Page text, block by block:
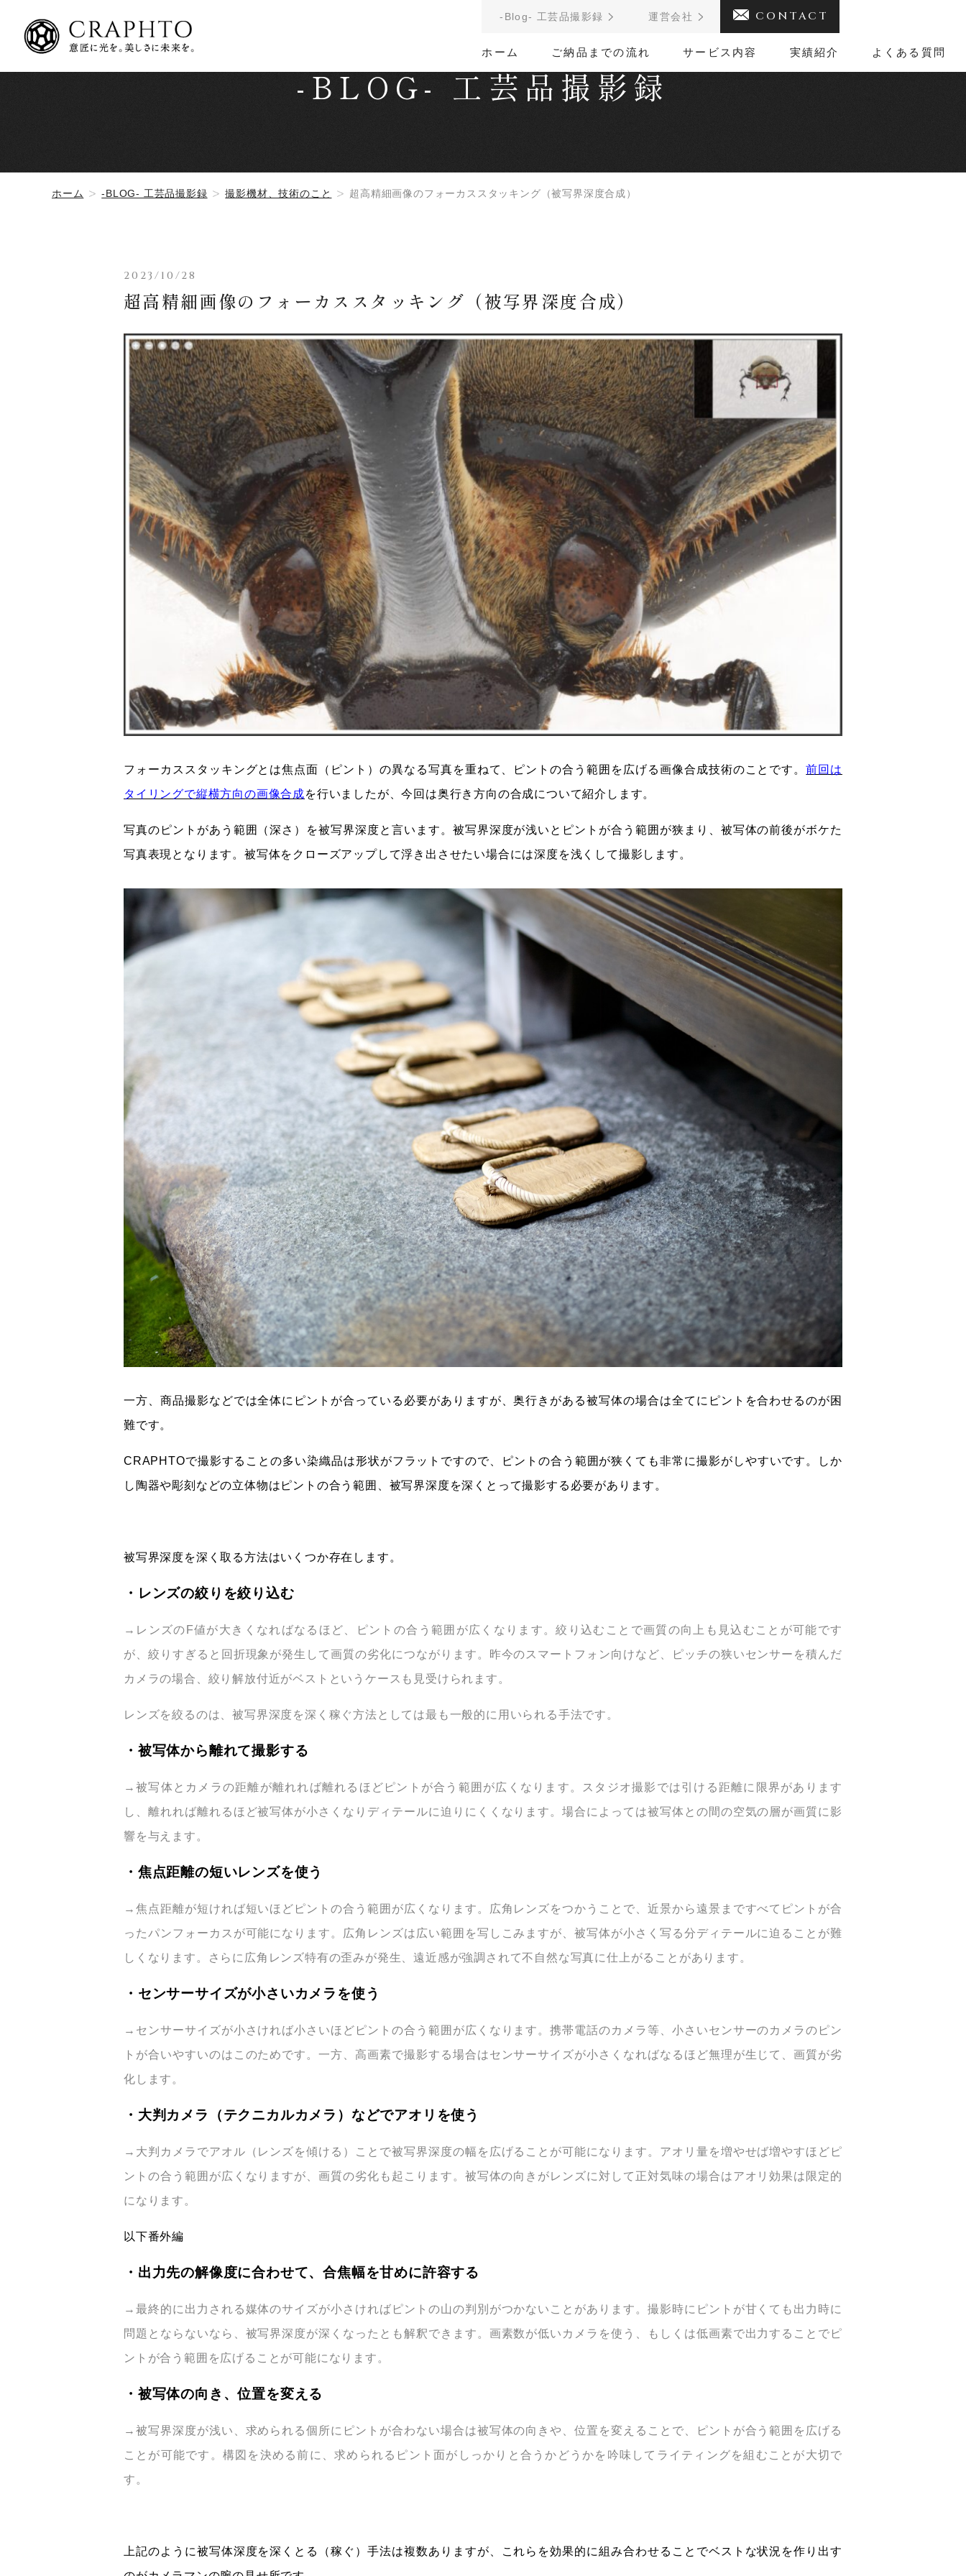
-Blog- 工芸品撮影録 運営会社 CONTACT
ホーム ご納品までの流れ サービス内容 実績紹介 よくある質問
-BLOG-工芸品撮影録
ホーム -BLOG- 工芸品撮影録 撮影機材、技術のこと 超高精細画像のフォーカススタッキング（被写界深度合成）
2023/10/28
超高精細画像のフォーカススタッキング（被写界深度合成）
フォーカススタッキングとは焦点面（ピント）の異なる写真を重ねて、ピントの合う範囲を広げる画像合成技術のことです。前回は
タイリングで縦横方向の画像合成を行いましたが、今回は奥行き方向の合成について紹介します。
写真のピントがあう範囲（深さ）を被写界深度と言います。被写界深度が浅いとピントが合う範囲が狭まり、被写体の前後がボケた
写真表現となります。被写体をクローズアップして浮き出させたい場合には深度を浅くして撮影します。
一方、商品撮影などでは全体にピントが合っている必要がありますが、奥行きがある被写体の場合は全てにピントを合わせるのが困
難です。
CRAPHTOで撮影することの多い染織品は形状がフラットですので、ピントの合う範囲が狭くても非常に撮影がしやすいです。しか
し陶器や彫刻などの立体物はピントの合う範囲、被写界深度を深くとって撮影する必要があります。
被写界深度を深く取る方法はいくつか存在します。
・レンズの絞りを絞り込む
→レンズのF値が大きくなればなるほど、ピントの合う範囲が広くなります。絞り込むことで画質の向上も見込むことが可能です
が、絞りすぎると回折現象が発生して画質の劣化につながります。昨今のスマートフォン向けなど、ピッチの狭いセンサーを積んだ
カメラの場合、絞り解放付近がベストというケースも見受けられます。
レンズを絞るのは、被写界深度を深く稼ぐ方法としては最も一般的に用いられる手法です。
・被写体から離れて撮影する
→被写体とカメラの距離が離れれば離れるほどピントが合う範囲が広くなります。スタジオ撮影では引ける距離に限界があります
し、離れれば離れるほど被写体が小さくなりディテールに迫りにくくなります。場合によっては被写体との間の空気の層が画質に影
響を与えます。
・焦点距離の短いレンズを使う
→焦点距離が短ければ短いほどピントの合う範囲が広くなります。広角レンズをつかうことで、近景から遠景まですべてピントが合
ったパンフォーカスが可能になります。広角レンズは広い範囲を写しこみますが、被写体が小さく写る分ディテールに迫ることが難
しくなります。さらに広角レンズ特有の歪みが発生、遠近感が強調されて不自然な写真に仕上がることがあります。
・センサーサイズが小さいカメラを使う
→センサーサイズが小さければ小さいほどピントの合う範囲が広くなります。携帯電話のカメラ等、小さいセンサーのカメラのピン
トが合いやすいのはこのためです。一方、高画素で撮影する場合はセンサーサイズが小さくなればなるほど無理が生じて、画質が劣
化します。
・大判カメラ（テクニカルカメラ）などでアオリを使う
→大判カメラでアオル（レンズを傾ける）ことで被写界深度の幅を広げることが可能になります。アオリ量を増やせば増やすほどピ
ントの合う範囲が広くなりますが、画質の劣化も起こります。被写体の向きがレンズに対して正対気味の場合はアオリ効果は限定的
になります。
以下番外編
・出力先の解像度に合わせて、合焦幅を甘めに許容する
→最終的に出力される媒体のサイズが小さければピントの山の判別がつかないことがあります。撮影時にピントが甘くても出力時に
問題とならないなら、被写界深度が深くなったとも解釈できます。画素数が低いカメラを使う、もしくは低画素で出力することでピ
ントが合う範囲を広げることが可能になります。
・被写体の向き、位置を変える
→被写界深度が浅い、求められる個所にピントが合わない場合は被写体の向きや、位置を変えることで、ピントが合う範囲を広げる
ことが可能です。構図を決める前に、求められるピント面がしっかりと合うかどうかを吟味してライティングを組むことが大切で
す。
上記のように被写体深度を深くとる（稼ぐ）手法は複数ありますが、これらを効果的に組み合わせることでベストな状況を作り出す